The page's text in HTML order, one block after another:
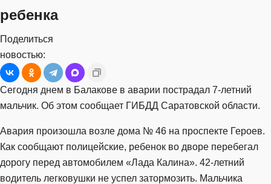
ребенка
Поделиться
новостью:
Сегодня днем в Балакове в аварии пострадал 7-летний
мальчик. Об этом сообщает ГИБДД Саратовской области.
Авария произошла возле дома № 46 на проспекте Героев.
Как сообщают полицейские, ребенок во дворе перебегал
дорогу перед автомобилем «Лада Калина». 42-летний
водитель легковушки не успел затормозить. Мальчика